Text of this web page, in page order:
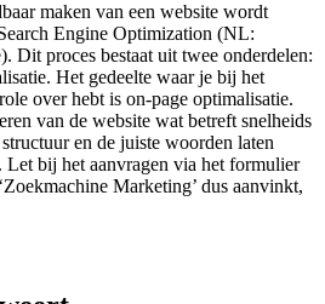
maken van een website wordt
Engine Optimization (NL:
Dit proces bestaat uit twee onderdelen:
Het gedeelte waar je bij het
over hebt is on-page optimalisatie.
van de website wat betreft snelheids
en de juiste woorden laten
Let bij het aanvragen via het formulier
Marketing’ dus aanvinkt,